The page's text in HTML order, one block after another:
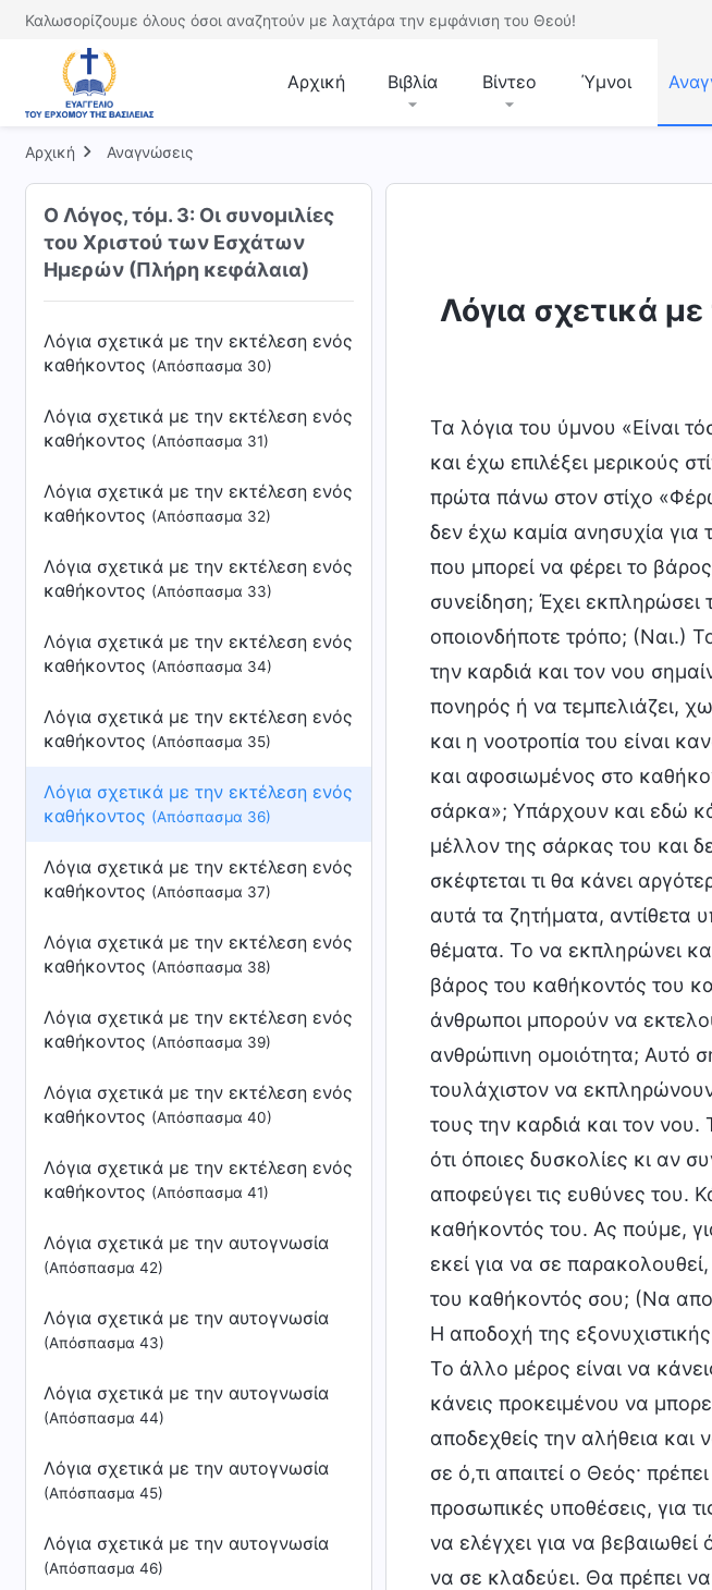
Καλωσορίζουμε όλους όσοι αναζητούν με λαχτάρα την εμφάνιση του Θεού!
Αρχική Βιβλία Βίντεο Ύμνοι
Αρχική Αναγνώσεις
Ο Λόγος, τόμ. 3: Οι συνομιλίες
του Χριστού των Εσχάτων
Ημερών (Πλήρη κεφάλαια)
Λόγια σχετικά με το να γνωρίζει
κανείς το έργο και τη διάθεση του
Θεού(Απόσπασμα 27)
Λόγια σχετικά με το να γνωρίζει
κανείς την ενσάρκωση του Θεού
Λόγια σχετικά με το να γνωρίζει
κανείς την ενσάρκωση του Θεού
Λόγια σχετικά με την εκτέλεση ενός
καθήκοντος (Απόσπασμα 30)
Λόγια σχετικά με την εκτέλεση ενός
καθήκοντος (Απόσπασμα 31)
Λόγια σχετικά με την εκτέλεση ενός
καθήκοντος (Απόσπασμα 32)
Λόγια σχετικά με την εκτέλεση ενός
καθήκοντος (Απόσπασμα 33)
Λόγια σχετικά με την εκτέλεση ενός
καθήκοντος (Απόσπασμα 34)
Λόγια σχετικά με την εκτέλεση ενός
καθήκοντος (Απόσπασμα 35)
Λόγια σχετικά με την εκτέλεση ενός
καθήκοντος (Απόσπασμα 36)
Λόγια σχετικά με την εκτέλεση ενός
καθήκοντος (Απόσπασμα 37)
Λόγια σχετικά με την εκτέλεση ενός
καθήκοντος (Απόσπασμα 38)
Λόγια σχετικά με την εκτέλεση ενός
καθήκοντος (Απόσπασμα 39)
Λόγια σχετικά με την εκτέλεση ενός
καθήκοντος (Απόσπασμα 40)
Λόγια σχετικά με την εκτέλεση ενός
καθήκοντος (Απόσπασμα 41)
Λόγια σχετικά με την αυτογνωσία
(Απόσπασμα 42)
Λόγια σχετικά με την αυτογνωσία
(Απόσπασμα 43)
Λόγια σχετικά με την αυτογνωσία
(Απόσπασμα 44)
Λόγια σχετικά με την αυτογνωσία
(Απόσπασμα 45)
Λόγια σχετικά με την αυτογνωσία
(Απόσπασμα 46)
Λόγια σχετικά
Τα λόγια του ύμνου «Είναι
και έχω επιλέξει μερικούς
πρώτα πάνω στον στίχο
δεν έχω καμία ανησυχία για
που μπορεί να φέρει το
συνείδηση; Έχει
οποιονδήποτε τρόπο; (Ναι.)
την καρδιά και τον νου
πονηρός ή να τεμπελιάζει,
και η νοοτροπία του είναι
και αφοσιωμένος στο
σάρκα»; Υπάρχουν και εδώ
μέλλον της σάρκας του και
σκέφτεται τι θα κάνει
αυτά τα ζητήματα, αντίθετα
θέματα. Το να εκπληρώνει
βάρος του καθήκοντός του
άνθρωποι μπορούν να
ανθρώπινη ομοιότητα; Αυτό
τουλάχιστον να
τους την καρδιά και τον νου.
ότι όποιες δυσκολίες κι αν
αποφεύγει τις ευθύνες του.
καθήκοντός του. Ας πούμε,
εκεί για να σε
του καθήκοντός σου; (Να
Η αποδοχή της
Το άλλο μέρος είναι να
κάνεις προκειμένου να
αποδεχθείς την αλήθεια και
σε ό,τι απαιτεί ο Θεός·
προσωπικές υποθέσεις, για
να ελέγχει για να βεβαιωθεί
να σε κλαδεύει. Θα πρέπει